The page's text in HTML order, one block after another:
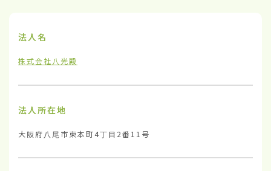
法人名
株式会社八光殿
法人所在地
大阪府八尾市東本町4丁目2番11号